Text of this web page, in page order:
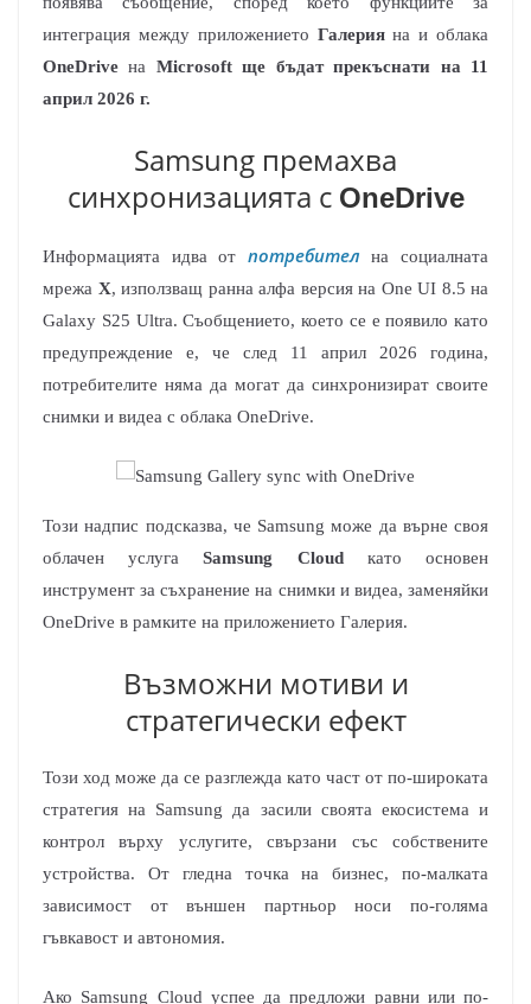
интеграция между приложението Галерияна и облака
OneDrive на Microsoft ще бъдат прекъснати на 11
април 2026 г.
Samsung премахва
синхронизацията с OneDrive
Информацията идва от потребителна социалната
мрежа X, използващ ранна алфа версия на One UI 8.5 на
Galaxy S25 Ultra. Съобщението, което се е появило като
предупреждение е, че след 11 април 2026 година,
потребителите няма да могат да синхронизират своите
снимки и видеа с облака OneDrive.
Този надпис подсказва, че Samsung може да върне своя
облачен услугаSamsung Cloudкато основен
инструмент за съхранение на снимки и видеа, заменяйки
OneDrive в рамките на приложението Галерия.
Възможни мотиви и
стратегически ефект
Този ход може да се разглежда като част от по-широката
стратегия на Samsung да засили своята екосистема и
контрол върху услугите, свързани със собствените
устройства. От гледна точка на бизнес, по-малката
зависимост от външен партньор носи по-голяма
гъвкавост и автономия.
Ако Samsung Cloud успее да предложи равни или по-